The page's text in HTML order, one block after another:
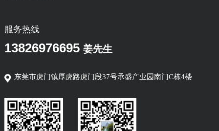
服务热线
13826976695 姜先生
东莞市虎门镇厚虎路虎门段37号承盛产业园南门C栋4楼